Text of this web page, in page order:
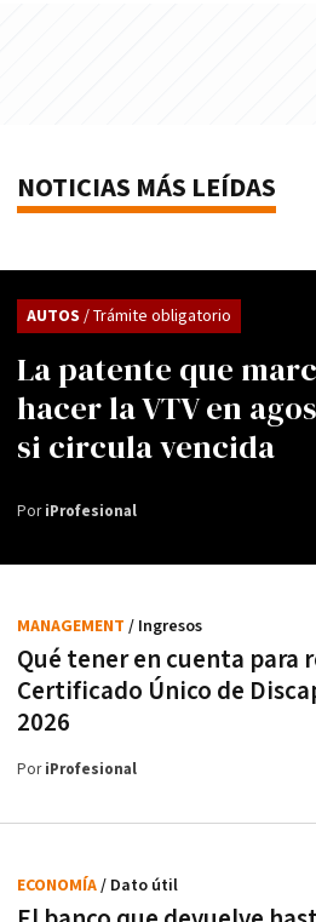
NOTICIAS MÁS LEÍDAS
La patente que
hacer la VTV en
si circula vencida
AUTOS / Trámite obligatorio
PoriProfesional
Qué tener en cuenta para
Certificado Único de
2026
MANAGEMENT / Ingresos
PoriProfesional
ECONOMÍA/ Dato útil